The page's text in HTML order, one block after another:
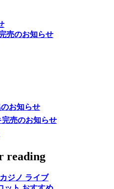
売のお知らせ
お知らせ
完売のお知らせ
reading
ジノ ライブ